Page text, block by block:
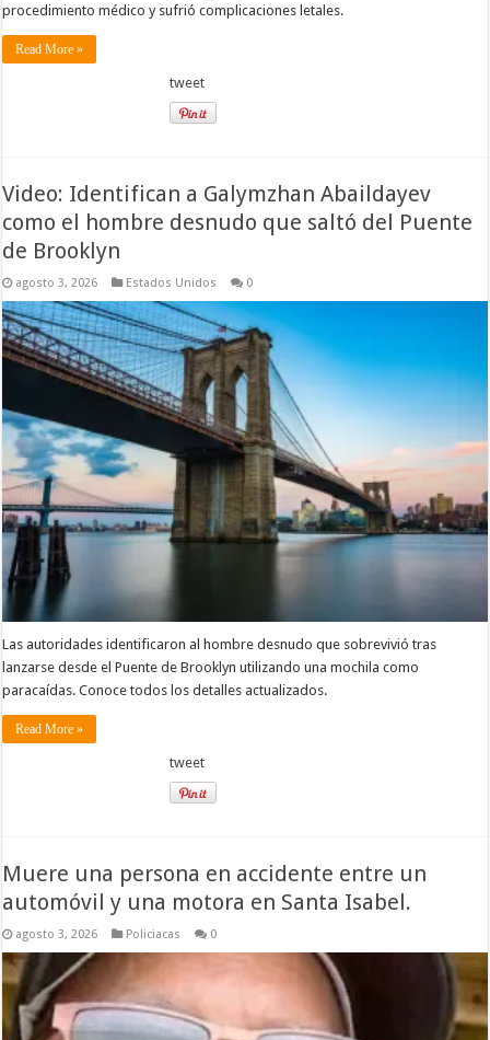
procedimiento médico y sufrió complicaciones letales.
Read More »
tweet
Video: Identifican a Galymzhan Abaildayev
como el hombre desnudo que saltó del Puente
de Brooklyn
agosto 3, 2026 Estados Unidos 0
Las autoridades identificaron al hombre desnudo que sobrevivió tras
lanzarse desde el Puente de Brooklyn utilizando una mochila como
paracaídas. Conoce todos los detalles actualizados.
Read More »
tweet
Muere una persona en accidente entre un
automóvil y una motora en Santa Isabel.
agosto 3, 2026 Policiacas 0